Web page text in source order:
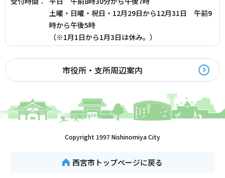
土曜・日曜・祝日・12月29日から12月31日 午前9
時から午後5時
（※1月1日から1月3日は休み。）
市役所・支所周辺案内
Copyright 1997 Nishinomiya City
西宮市トップページに戻る